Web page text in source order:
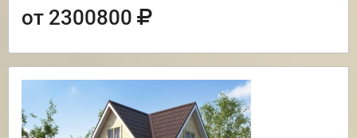
от 2300800